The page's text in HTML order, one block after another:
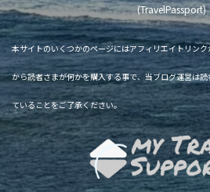
(TravelPassport)
本サイトのいくつかのページにはアフィリエイトリン
から読者さまが何かを購入する事で、当ブログ運営は
ていることをご了承ください。